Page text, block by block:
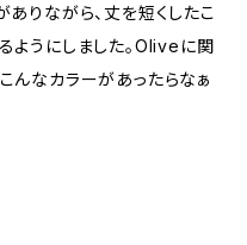
ありながら、丈を短くしたこ
ようにしました。Oliveに関
んなカラーがあったらなぁ